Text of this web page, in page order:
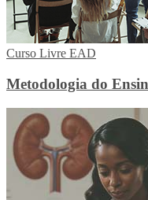
Curso Livre EAD
Metodologia do